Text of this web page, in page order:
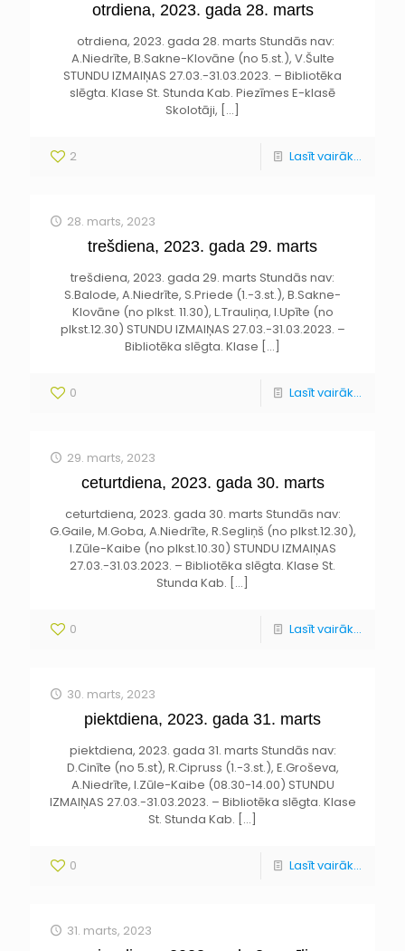
otrdiena, 2023. gada 28. marts
otrdiena, 2023. gada 28. marts Stundās nav:
A.Niedrīte, B.Sakne-Klovāne (no 5.st.), V.Šulte
STUNDU IZMAIŅAS 27.03.-31.03.2023. – Bibliotēka
slēgta. Klase St. Stunda Kab. Piezīmes E-klasē
Skolotāji, […]
2 Lasīt vairāk...
28. marts, 2023
trešdiena, 2023. gada 29. marts
trešdiena, 2023. gada 29. marts Stundās nav:
S.Balode, A.Niedrīte, S.Priede (1.-3.st.), B.Sakne-
Klovāne (no plkst. 11.30), L.Trauliņa, I.Upīte (no
plkst.12.30) STUNDU IZMAIŅAS 27.03.-31.03.2023. –
Bibliotēka slēgta. Klase […]
0 Lasīt vairāk...
29. marts, 2023
ceturtdiena, 2023. gada 30. marts
ceturtdiena, 2023. gada 30. marts Stundās nav:
G.Gaile, M.Goba, A.Niedrīte, R.Segliņš (no plkst.12.30),
I.Zūle-Kaibe (no plkst.10.30) STUNDU IZMAIŅAS
27.03.-31.03.2023. – Bibliotēka slēgta. Klase St.
Stunda Kab. […]
0 Lasīt vairāk...
30. marts, 2023
piektdiena, 2023. gada 31. marts
piektdiena, 2023. gada 31. marts Stundās nav:
D.Cinīte (no 5.st), R.Cipruss (1.-3.st.), E.Groševa,
A.Niedrīte, I.Zūle-Kaibe (08.30-14.00) STUNDU
IZMAIŅAS 27.03.-31.03.2023. – Bibliotēka slēgta. Klase
St. Stunda Kab. […]
0 Lasīt vairāk...
31. marts, 2023